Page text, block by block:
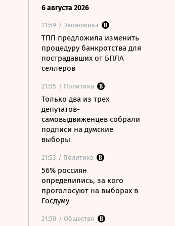
6 августа 2026
21:59 / Экономика
ТПП предложила изменить
процедуру банкротства для
пострадавших от БПЛА
селлеров
21:55 / Политика
Только два из трех
депутатов-
самовыдвиженцев собрали
подписи на думские
выборы
21:53 / Политика
56% россиян
определились, за кого
проголосуют на выборах в
Госдуму
21:50 / Общество